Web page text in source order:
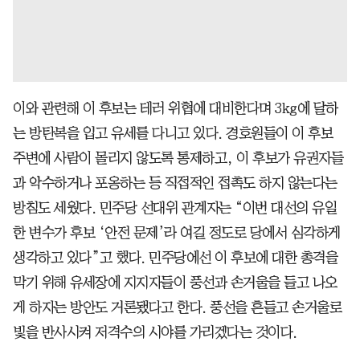
이와 관련해 이 후보는 테러 위협에 대비한다며 3kg에 달하
는 방탄복을 입고 유세를 다니고 있다. 경호원들이 이 후보
주변에 사람이 몰리지 않도록 통제하고, 이 후보가 유권자들
과 악수하거나 포옹하는 등 직접적인 접촉도 하지 않는다는
방침도 세웠다. 민주당 선대위 관계자는 “이번 대선의 유일
한 변수가 후보 ‘안전 문제’라 여길 정도로 당에서 심각하게
생각하고 있다”고 했다. 민주당에선 이 후보에 대한 총격을
막기 위해 유세장에 지지자들이 풍선과 손거울을 들고 나오
게 하자는 방안도 거론됐다고 한다. 풍선을 흔들고 손거울로
빛을 반사시켜 저격수의 시야를 가리겠다는 것이다.